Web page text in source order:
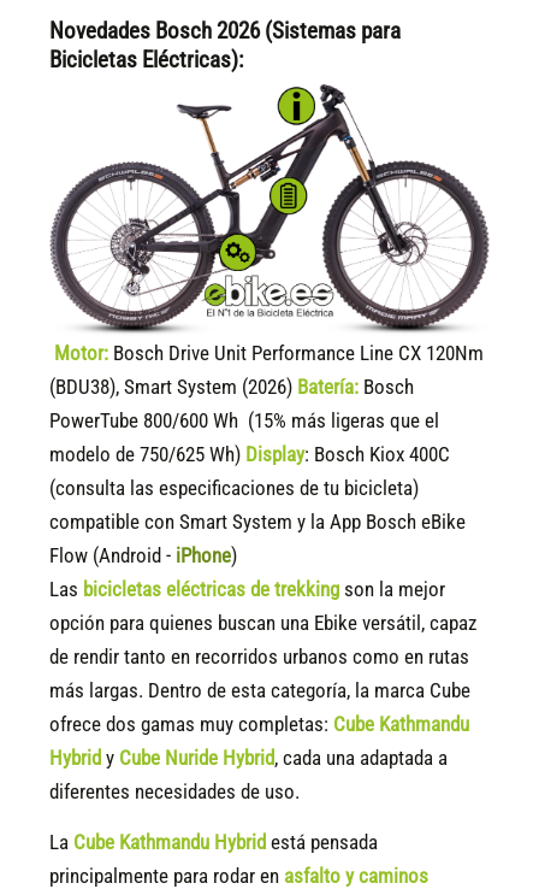
Novedades Bosch 2026 (Sistemas para
Bicicletas Eléctricas):
Motor: Bosch Drive Unit Performance Line CX 120Nm
(BDU38), Smart System (2026) Batería: Bosch
PowerTube 800/600 Wh (15% más ligeras que el
modelo de 750/625 Wh) Display: Bosch Kiox 400C
(consulta las especificaciones de tu bicicleta)
compatible con Smart System y la App Bosch eBike
Flow (Android - iPhone)
Las bicicletas eléctricas de trekking son la mejor
opción para quienes buscan una Ebike versátil, capaz
de rendir tanto en recorridos urbanos como en rutas
más largas. Dentro de esta categoría, la marca Cube
ofrece dos gamas muy completas: Cube Kathmandu
Hybrid y Cube Nuride Hybrid, cada una adaptada a
diferentes necesidades de uso.
La Cube Kathmandu Hybrid está pensada
principalmente para rodar en asfalto y caminos